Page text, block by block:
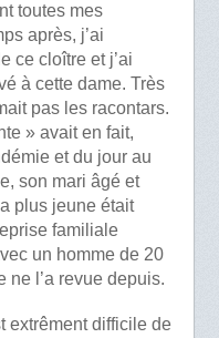
toutes mes
après, j’ai
ce cloître et j’ai
à cette dame. Très
pas les racontars.
» avait en fait,
et du jour au
son mari âgé et
plus jeune était
familiale
un homme de 20
ne l’a revue depuis.
extrêment difficile de